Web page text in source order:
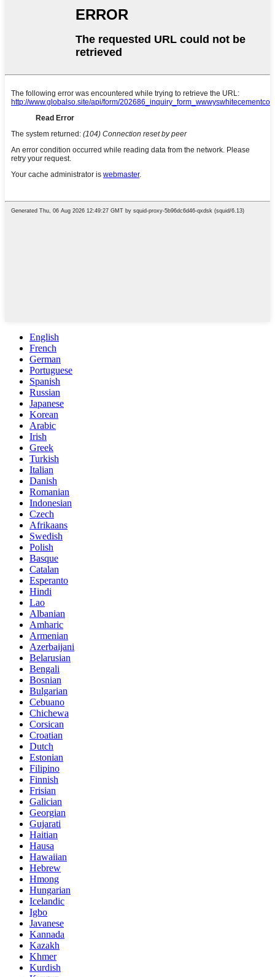
English
French
German
Portuguese
Spanish
Russian
Japanese
Korean
Arabic
Irish
Greek
Turkish
Italian
Danish
Romanian
Indonesian
Czech
Afrikaans
Swedish
Polish
Basque
Catalan
Esperanto
Hindi
Lao
Albanian
Amharic
Armenian
Azerbaijani
Belarusian
Bengali
Bosnian
Bulgarian
Cebuano
Chichewa
Corsican
Croatian
Dutch
Estonian
Filipino
Finnish
Frisian
Galician
Georgian
Gujarati
Haitian
Hausa
Hawaiian
Hebrew
Hmong
Hungarian
Icelandic
Igbo
Javanese
Kannada
Kazakh
Khmer
Kurdish